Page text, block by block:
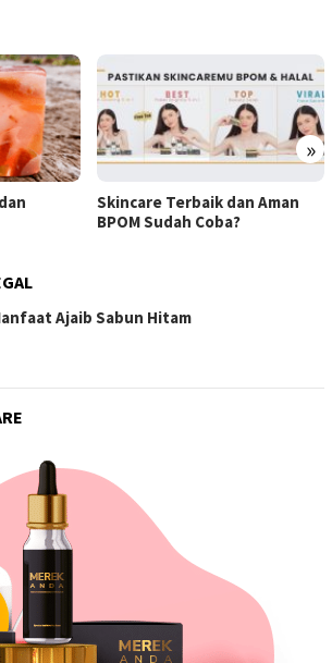
»
Aman
√ Manfaat Ajaib Sabun Hitam
Ajaib Sabun Hitam